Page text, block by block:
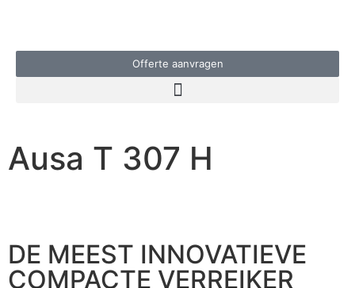
Offerte aanvragen
Ausa T 307 H
DE MEEST INNOVATIEVE
COMPACTE VERREIKER